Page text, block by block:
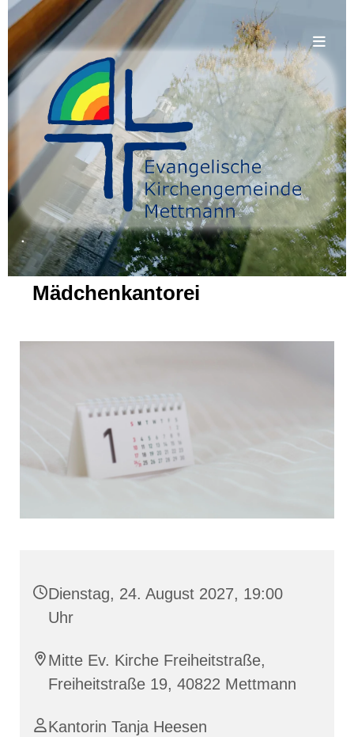
.
Mädchenkantorei
Dienstag, 24. August 2027, 19:00
Uhr
Mitte Ev. Kirche Freiheitstraße,
Freiheitstraße 19, 40822 Mettmann
Kantorin Tanja Heesen